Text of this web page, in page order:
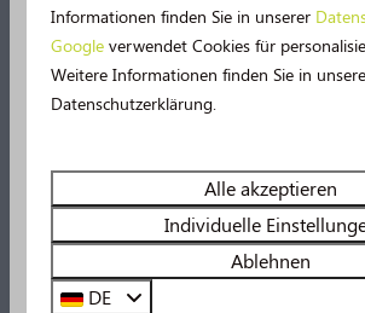
Im Park
Rezeption
Für Fragen, Hilfe oder tolle
Neu im Jahr 2026!
Erleben Sie unter anderem noch mehr
Schwimmbad, denn es gibt bald eine
Wasserrutscheund ein
Sehen Sie sich hier alle Neuerungen
Informationen finden Sie in unserer
Google verwendet Cookies für
Weitere Informationen finden Sie in
Datenschutzerklärung.
Alle akzeptieren
Individuelle
Ablehnen
DE